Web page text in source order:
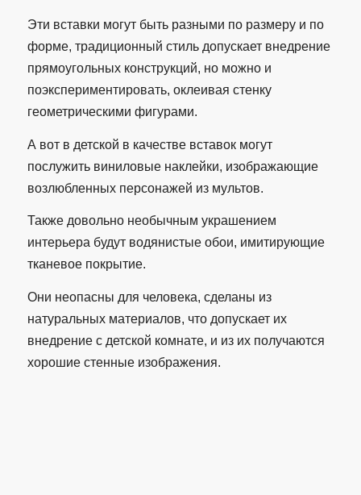
Эти вставки могут быть разными по размеру и по
форме, традиционный стиль допускает внедрение
прямоугольных конструкций, но можно и
поэкспериментировать, оклеивая стенку
геометрическими фигурами.
А вот в детской в качестве вставок могут
послужить виниловые наклейки, изображающие
возлюбленных персонажей из мультов.
Также довольно необычным украшением
интерьера будут водянистые обои, имитирующие
тканевое покрытие.
Они неопасны для человека, сделаны из
натуральных материалов, что допускает их
внедрение с детской комнате, и из их получаются
хорошие стенные изображения.